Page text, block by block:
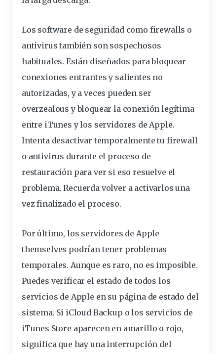
Los software de seguridad como firewalls o
antivirus también son sospechosos
habituales. Están diseñados para bloquear
conexiones entrantes y salientes no
autorizadas, y a veces pueden ser
overzealous y bloquear la conexión legítima
entre iTunes y los servidores de Apple.
Intenta desactivar temporalmente tu firewall
o antivirus durante el proceso de
restauración para ver si eso resuelve el
problema. Recuerda volver a activarlos una
vez finalizado el proceso.
Por último, los servidores de Apple
themselves podrían tener problemas
temporales. Aunque es raro, no es imposible.
Puedes verificar el estado de todos los
servicios de Apple en su página de estado del
sistema. Si iCloud Backup o los servicios de
iTunes Store aparecen en amarillo o rojo,
significa que hay una interrupción del